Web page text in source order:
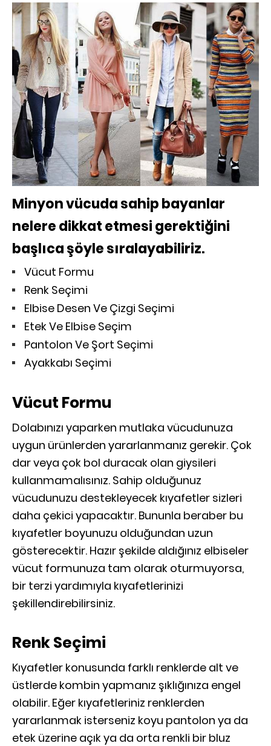
Minyon vücuda sahip bayanlar
nelere dikkat etmesi gerektiğini
başlıca şöyle sıralayabiliriz.
Vücut Formu
Renk Seçimi
Elbise Desen Ve Çizgi Seçimi
Etek Ve Elbise Seçim
Pantolon Ve Şort Seçimi
Ayakkabı Seçimi
Vücut Formu
Dolabınızı yaparken mutlaka vücudunuza
uygun ürünlerden yararlanmanız gerekir. Çok
dar veya çok bol duracak olan giysileri
kullanmamalısınız. Sahip olduğunuz
vücudunuzu destekleyecek kıyafetler sizleri
daha çekici yapacaktır. Bununla beraber bu
kıyafetler boyunuzu olduğundan uzun
gösterecektir. Hazır şekilde aldığınız elbiseler
vücut formunuza tam olarak oturmuyorsa,
bir terzi yardımıyla kıyafetlerinizi
şekillendirebilirsiniz.
Renk Seçimi
Kıyafetler konusunda farklı renklerde alt ve
üstlerde kombin yapmanız şıklığınıza engel
olabilir. Eğer kıyafetleriniz renklerden
yararlanmak isterseniz koyu pantolon ya da
etek üzerine açık ya da orta renkli bir bluz